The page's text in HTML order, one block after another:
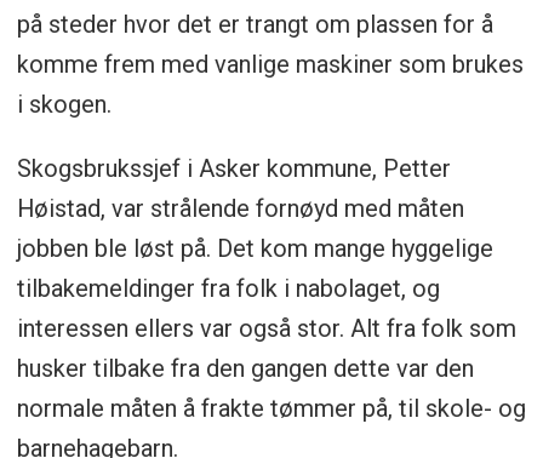
på steder hvor det er trangt om plassen for å
komme frem med vanlige maskiner som brukes
i skogen.
Skogsbrukssjef i Asker kommune, Petter
Høistad, var strålende fornøyd med måten
jobben ble løst på. Det kom mange hyggelige
tilbakemeldinger fra folk i nabolaget, og
interessen ellers var også stor. Alt fra folk som
husker tilbake fra den gangen dette var den
normale måten å frakte tømmer på, til skole- og
barnehagebarn.